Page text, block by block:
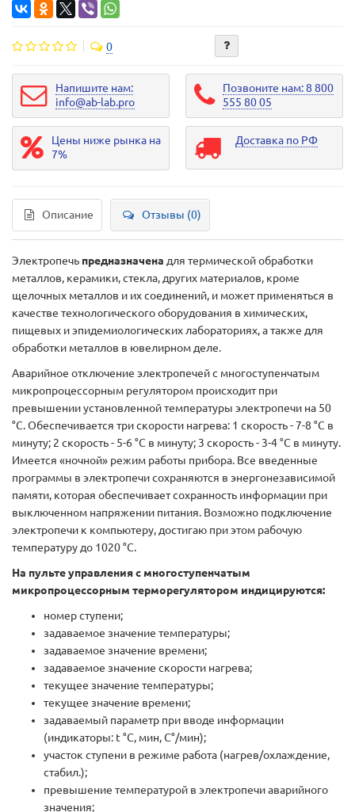
0
Напишите нам:
info@ab-lab.pro
Позвоните нам: 8 800
555 80 05
Цены ниже рынка на
7%
Доставка по РФ
Описание Отзывы (0)
Электропечь предназначена для термической обработки
металлов, керамики, стекла, других материалов, кроме
щелочных металлов и их соединений, и может применяться в
качестве технологического оборудования в химических,
пищевых и эпидемиологических лабораториях, а также для
обработки металлов в ювелирном деле.
Аварийное отключение электропечей с многоступенчатым
микропроцессорным регулятором происходит при
превышении установленной температуры электропечи на 50
°С. Обеспечивается три скорости нагрева: 1 скорость - 7-8 °С в
минуту; 2 скорость - 5-6 °С в минуту; 3 скорость - 3-4 °С в минуту.
Имеется «ночной» режим работы прибора. Все введенные
программы в электропечи сохраняются в энергонезависимой
памяти, которая обеспечивает сохранность информации при
выключенном напряжении питания. Возможно подключение
электропечи к компьютеру, достигаю при этом рабочую
температуру до 1020 °С.
На пульте управления с многоступенчатым
микропроцессорным терморегулятором индицируются:
номер ступени;
задаваемое значение температуры;
задаваемое значение времени;
задаваемое значение скорости нагрева;
текущее значение температуры;
текущее значение времени;
задаваемый параметр при вводе информации
(индикаторы: t °C, мин, С°/мин);
участок ступени в режиме работа (нагрев/охлаждение,
стабил.);
превышение температурой в электропечи аварийного
значения;